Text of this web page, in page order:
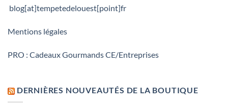
blog[at]tempetedelouest[point]fr
Mentions légales
PRO : Cadeaux Gourmands CE/Entreprises
DERNIÈRES NOUVEAUTÉS DE LA BOUTIQUE